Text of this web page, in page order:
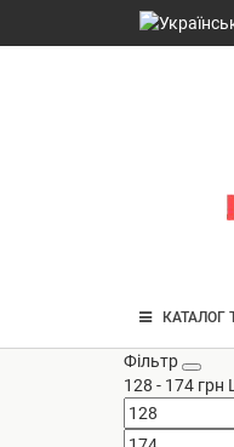
КАТАЛОГ
Фільтр
128 - 174 грн